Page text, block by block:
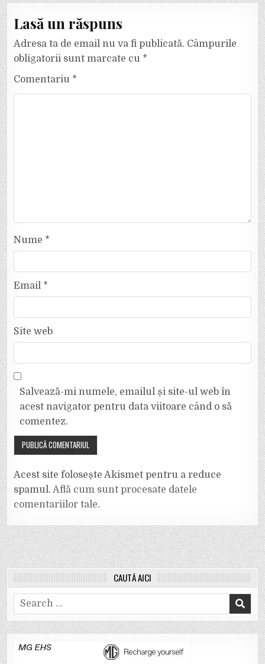
Lasă un răspuns
Adresa ta de email nu va fi publicată. Câmpurile
obligatorii sunt marcate cu *
Comentariu *
Nume *
Email *
Site web
Salvează-mi numele, emailul și site-ul web în
acest navigator pentru data viitoare când o să
comentez.
Acest site folosește Akismet pentru a reduce
spamul.Află cum sunt procesate datele
comentariilor tale.
CAUTĂ AICI
Search
for: